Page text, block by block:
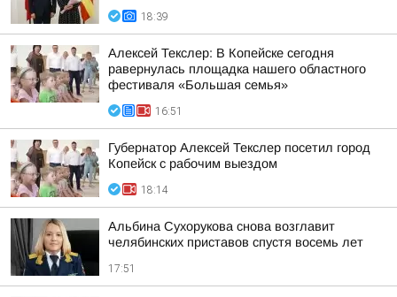
18:39
Алексей Текслер: В Копейске сегодня
равернулась площадка нашего областного
фестиваля «Большая семья»
16:51
Губернатор Алексей Текслер посетил город
Копейск с рабочим выездом
18:14
Альбина Сухорукова снова возглавит
челябинских приставов спустя восемь лет
17:51